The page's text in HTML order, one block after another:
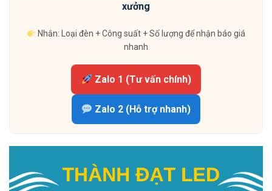
xưởng
Nhắn: Loại đèn + Công suất + Số lượng để nhận báo giá
nhanh
Zalo 1 (Tư vấn chính)
Zalo 2 (Hỗ trợ nhanh)